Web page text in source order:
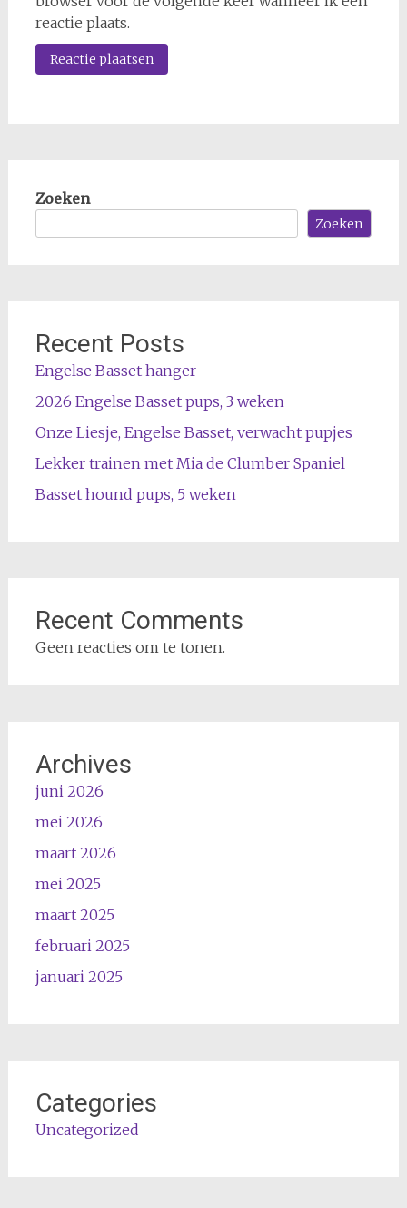
reactie plaats.
Zoeken
Zoeken
Recent Posts
Engelse Basset hanger
2026 Engelse Basset pups, 3 weken
Onze Liesje, Engelse Basset, verwacht pupjes
Lekker trainen met Mia de Clumber Spaniel
Basset hound pups, 5 weken
Recent Comments
Geen reacties om te tonen.
Archives
juni 2026
mei 2026
maart 2026
mei 2025
maart 2025
februari 2025
januari 2025
Categories
Uncategorized